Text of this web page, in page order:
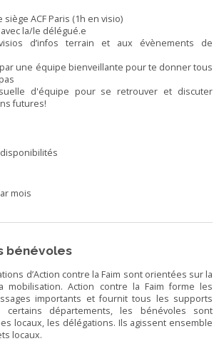
ACF Paris (1h en visio)
la/le délégué.e
d’infos terrain et aux évènements de
une équipe bienveillante pour te donner tous
d'équipe pour se retrouver et discuter
futures!
mois
bénévoles
d’Action contre la Faim sont orientées sur la
mobilisation. Action contre la Faim forme les
importants et fournit tous les supports
certains départements, les bénévoles sont
locaux, les délégations. Ils agissent ensemble
locaux.